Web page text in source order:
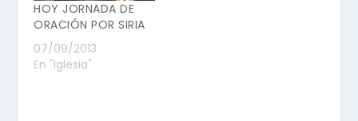
HOY JORNADA DE
ORACIÓN POR SIRIA
07/09/2013
En "Iglesia"